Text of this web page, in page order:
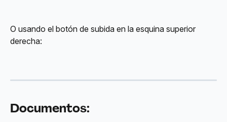
O usando el botón de subida en la esquina superior
derecha:
Documentos: